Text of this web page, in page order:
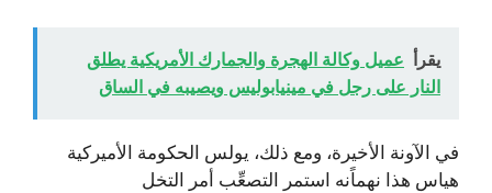
يقرأ عميل وكالة الهجرة والجمارك الأمريكية يطلق
النار على رجل في مينيابوليس ويصيبه في الساق
في الآونة الأخيرة، ومع ذلك، يولس الحكومة الأميركية
هياس هذا نهماًنه استمر التصعِّب أمر التخل